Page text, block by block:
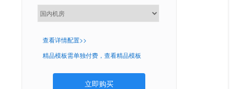
查看详情配置>>
精品模板需单独付费，查看精品模板
立即购买